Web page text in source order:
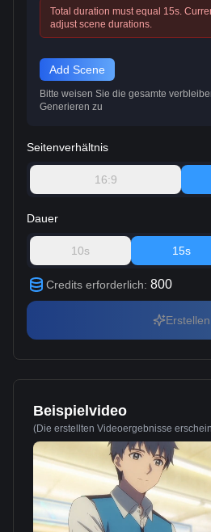
Total duration must equal 15s.
adjust scene durations.
Add Scene
Bitte weisen Sie die gesamte
Generieren zu
Seitenverhältnis
16:9
Dauer
10s 15s
Credits erforderlich: 800
Erstellen
Beispielvideo
(Die erstellten Videoergebnisse